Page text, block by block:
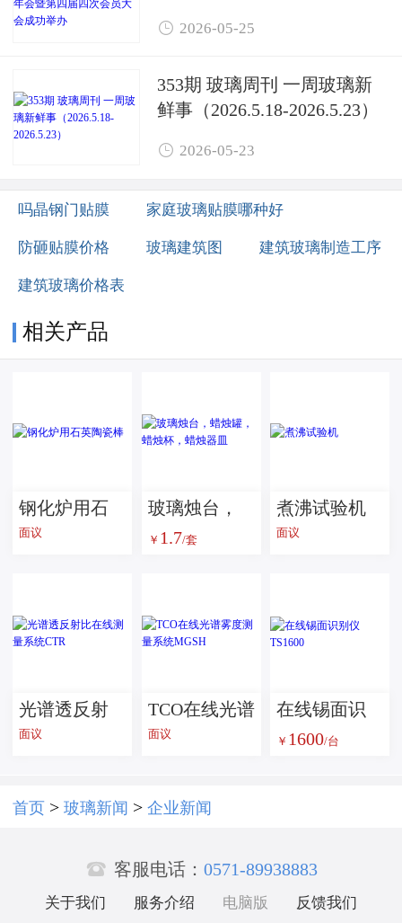
办
 2026-05-25
353期 玻璃周刊 一周玻璃新
鲜事（2026.5.18-2026.5.23）
 2026-05-23
吗晶钢门贴膜 家庭玻璃贴膜哪种好
防砸贴膜价格 玻璃建筑图 建筑玻璃制造工序
建筑玻璃价格表
相关产品
钢化炉用石
英陶瓷棒
面议
玻璃烛台，
蜡烛罐，蜡
￥ 1.7/套
煮沸试验机
面议
光谱透反射
比在线测量
面议
TCO在线光谱
雾度测量系
面议
在线锡面识
别仪 TS1600
￥ 1600/台
首页 > 玻璃新闻 > 企业新闻
 客服电话： 0571-89938883
关于我们 服务介绍 电脑版 反馈我们